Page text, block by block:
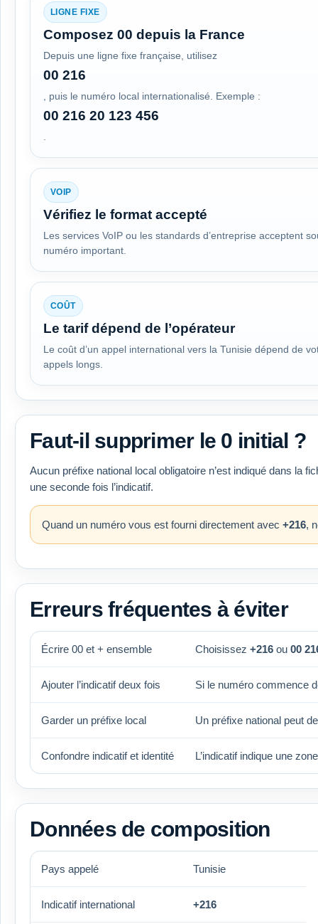
LIGNE FIXE
Composez 00 depuis la France
Depuis une ligne fixe française, utilisez
00 216
, puis le numéro local internationalisé. Exemple :
00 216 20 123 456
VOIP
Vérifiez le format accepté
Les services VoIP ou les standards d’entreprise acceptent
numéro important.
COÛT
Le tarif dépend de l’opérateur
Le coût d’un appel international vers la Tunisie dépend de
appels longs.
Faut-il supprimer le 0 initial ?
Aucun préfixe national local obligatoire n’est indiqué dans la
une seconde fois l’indicatif.
Quand un numéro vous est fourni directement avec +216,
Erreurs fréquentes à éviter
Écrire 00 et + ensemble Choisissez +216 ou 00
Ajouter l’indicatif deux fois Si le numéro commence
Garder un préfixe local Un préfixe national peut
Confondre indicatif et identité L’indicatif indique une
Données de composition
Pays appelé Tunisie
Indicatif international +216